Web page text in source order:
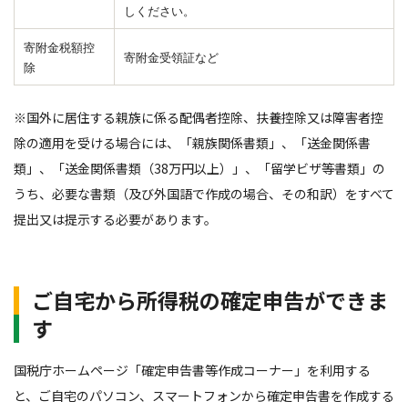
しください。
寄附金税額控
除
寄附金受領証など
※国外に居住する親族に係る配偶者控除、扶養控除又は障害者控
除の適用を受ける場合には、「親族関係書類」、「送金関係書
類」、「送金関係書類（38万円以上）」、「留学ビザ等書類」の
うち、必要な書類（及び外国語で作成の場合、その和訳）をすべて
提出又は提示する必要があります。
ご自宅から所得税の確定申告ができま
す
国税庁ホームページ「確定申告書等作成コーナー」を利用する
と、ご自宅のパソコン、スマートフォンから確定申告書を作成する